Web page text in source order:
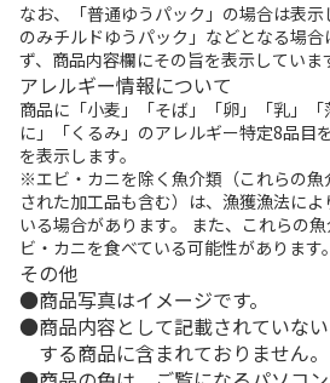
なお、「普通ゆうパック」の場合は表
のみチルドゆうパック」などとなる場
ず、商品内容欄にその旨を表示していま
アレルギー情報について
商品に「小麦」「そば」「卵」「乳」
に」「くるみ」のアレルギー特定8品目
を表示します。
※エビ・カニを除く魚介類（これらの
された加工品も含む）は、漁獲漁法に
いる場合があります。 また、これらの
ビ・カニを食べている可能性があります。
その他
商品写真はイメージです。
商品内容として記載されていな
する商品に含まれておりません。